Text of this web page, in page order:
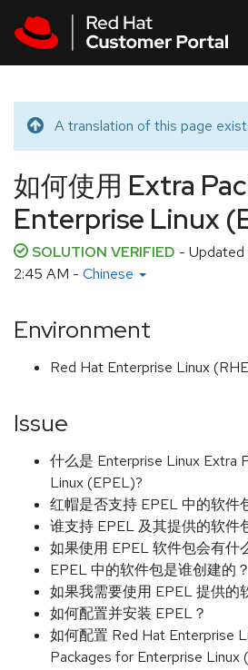
Translated
A translation of this page
如何使用 Extra
Enterprise Linux
SOLUTION VERIFIED - Updated
2:45 AM - Chinese
Environment
Red Hat Enterprise Linux
Issue
什么是 Enterprise Linux Extra
Linux (EPEL)?
红帽是否支持 EPEL 中的软件
谁支持 EPEL 及其提供的软件
如果使用 EPEL 软件包会有什
EPEL 中的软件包是谁创建的？
如果我需要使用 EPEL 提供的
如何配置并安装 EPEL？
如何配置 Red Hat Enterprise
Packages for Enterprise Linux